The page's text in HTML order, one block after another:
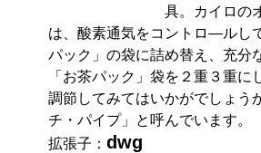
具。カイロの
は、酸素通気をコントロ―ルし
パック」の袋に詰め替え、充分
「お茶パック」袋を２重３重に
調節してみてはいかがでしょう
チ・パイプ」と呼んでいます。
拡張子：dwg